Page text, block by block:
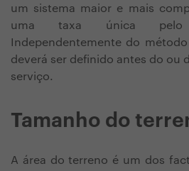
um sistema maior e mais
uma taxa única pelo
Independentemente do
deverá ser definido antes do ou
serviço.
Tamanho do
A área do terreno é um dos